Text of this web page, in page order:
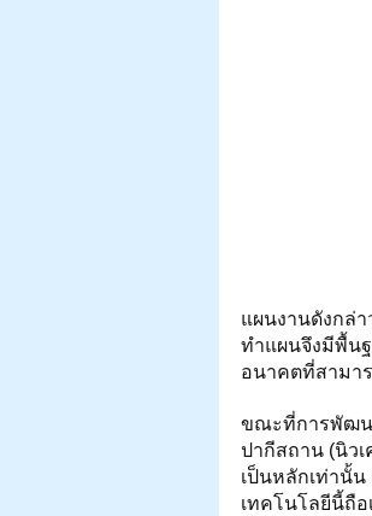
แผนงานดังกล่
ทำแผนจึงมีพื้น
อนาคตที่สามา
ขณะที่การพัฒนา
ปากีสถาน (นิว
เป็นหลักเท่านั้น
เทคโนโลยีนี้ถือ